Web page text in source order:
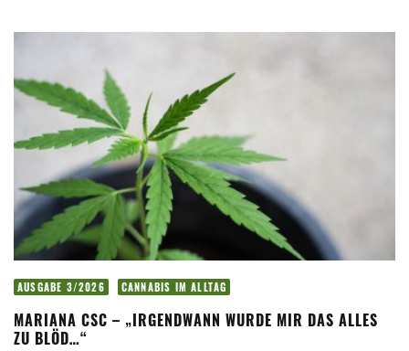
AUSGABE 3/2026 CANNABIS IM ALLTAG
MARIANA CSC – „IRGENDWANN WURDE MIR DAS ALLES
ZU BLÖD…“